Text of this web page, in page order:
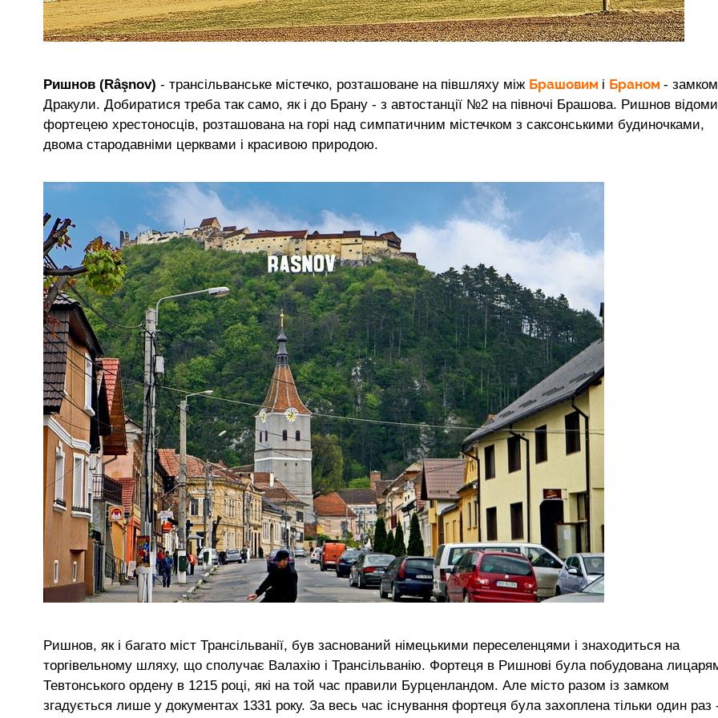
Ришнов (Râşnov) - трансільванське містечко, розташоване на півшляху між Брашовим і Браном - замком
Дракули. Добиратися треба так само, як і до Брану - з автостанції №2 на півночі Брашова. Ришнов
фортецею хрестоносців, розташована на горі над симпатичним містечком з саксонськими будиночками,
двома стародавніми церквами і красивою природою.
Ришнов, як і багато міст Трансільванії, був заснований німецькими переселенцями і знаходиться на
торгівельному шляху, що сполучає Валахію і Трансільванію. Фортеця в Ришнові була побудована
Тевтонського ордену в 1215 році, які на той час правили Бурценландом. Але місто разом із замком
згадується лише у документах 1331 року. За весь час існування фортеця була захоплена тільки один раз